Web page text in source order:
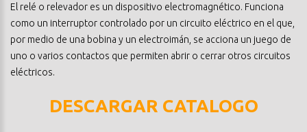
El relé o relevador es un dispositivo electromagnético. Funciona
como un interruptor controlado por un circuito eléctrico en el que,
por medio de una bobina y un electroimán, se acciona un juego de
uno o varios contactos que permiten abrir o cerrar otros circuitos
eléctricos.
DESCARGAR CATALOGO